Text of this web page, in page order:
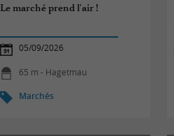
Le marché prend l'air !
05/09/2026
65 m - Hagetmau
Marchés